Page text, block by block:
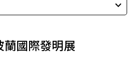
國際發明展